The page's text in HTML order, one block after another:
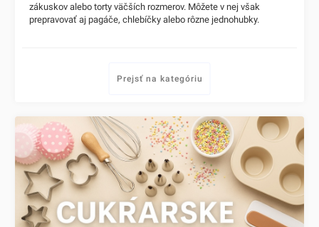
zákuskov alebo torty väčších rozmerov. Môžete v nej však
prepravovať aj pagáče, chlebíčky alebo rôzne jednohubky.
Prejsť na kategóriu